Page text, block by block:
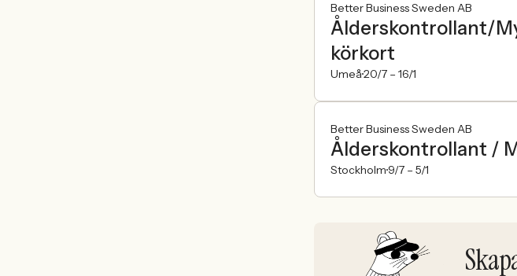
Better Business Sweden AB
Ålderskontrollant/
körkort
Umeå20/7 – 16/1
Better Business Sweden AB
Ålderskontrollant /
Stockholm 9/7 – 5/1